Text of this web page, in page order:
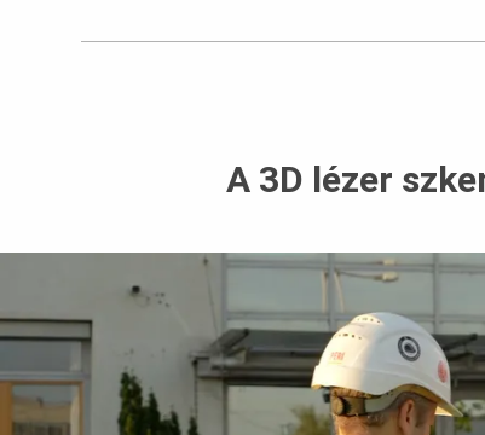
A 3D lézer